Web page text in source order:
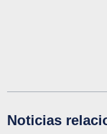
Noticias